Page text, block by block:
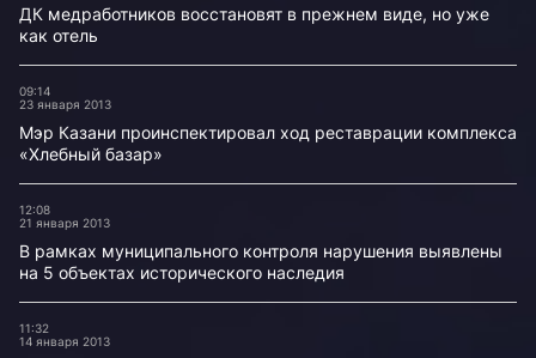
ДК медработников восстановят в прежнем виде, но уже
как отель
09:14
23 января 2013
Мэр Казани проинспектировал ход реставрации комплекса
«Хлебный базар»
12:08
21 января 2013
В рамках муниципального контроля нарушения выявлены
на 5 объектах исторического наследия
11:32
14 января 2013